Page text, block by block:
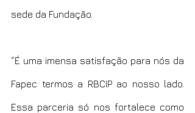
sede da Fundação.
“É uma imensa satisfação para nós da
Fapec termos a RBCIP ao nosso lado.
Essa parceria só nos fortalece como